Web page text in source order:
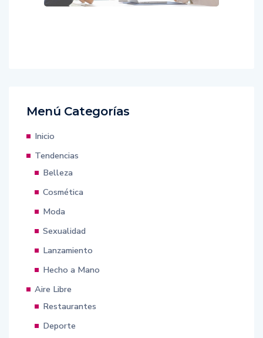
Menú Categorías
Inicio
Tendencias
Belleza
Cosmética
Moda
Sexualidad
Lanzamiento
Hecho a Mano
Aire Libre
Restaurantes
Deporte